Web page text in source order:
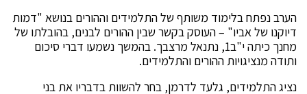
הערב נפתח בלימוד משותף של התלמידים וההורים בנושא "דמות
דיוקנו של אביו" – העוסק בקשר שבין ההורים לבנים, בהובלתו של
מחנך כיתה י"ב1, נתנאל מרצבך. בהמשך נשמעו דברי סיכום
ותודה מנציגויות ההורים והתלמידים.
נציג התלמידים, גלעד לדרמן, בחר להשוות בדבריו את בני